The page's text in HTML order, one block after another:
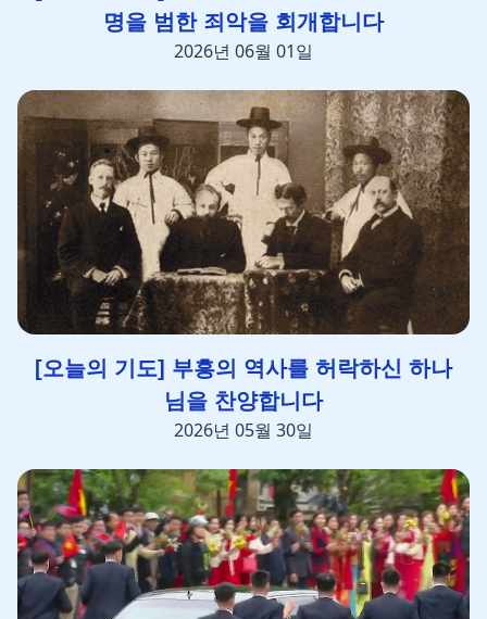
명을 범한 죄악을 회개합니다
2026년 06월 01일
[오늘의 기도] 부흥의 역사를 허락하신 하나
님을 찬양합니다
2026년 05월 30일